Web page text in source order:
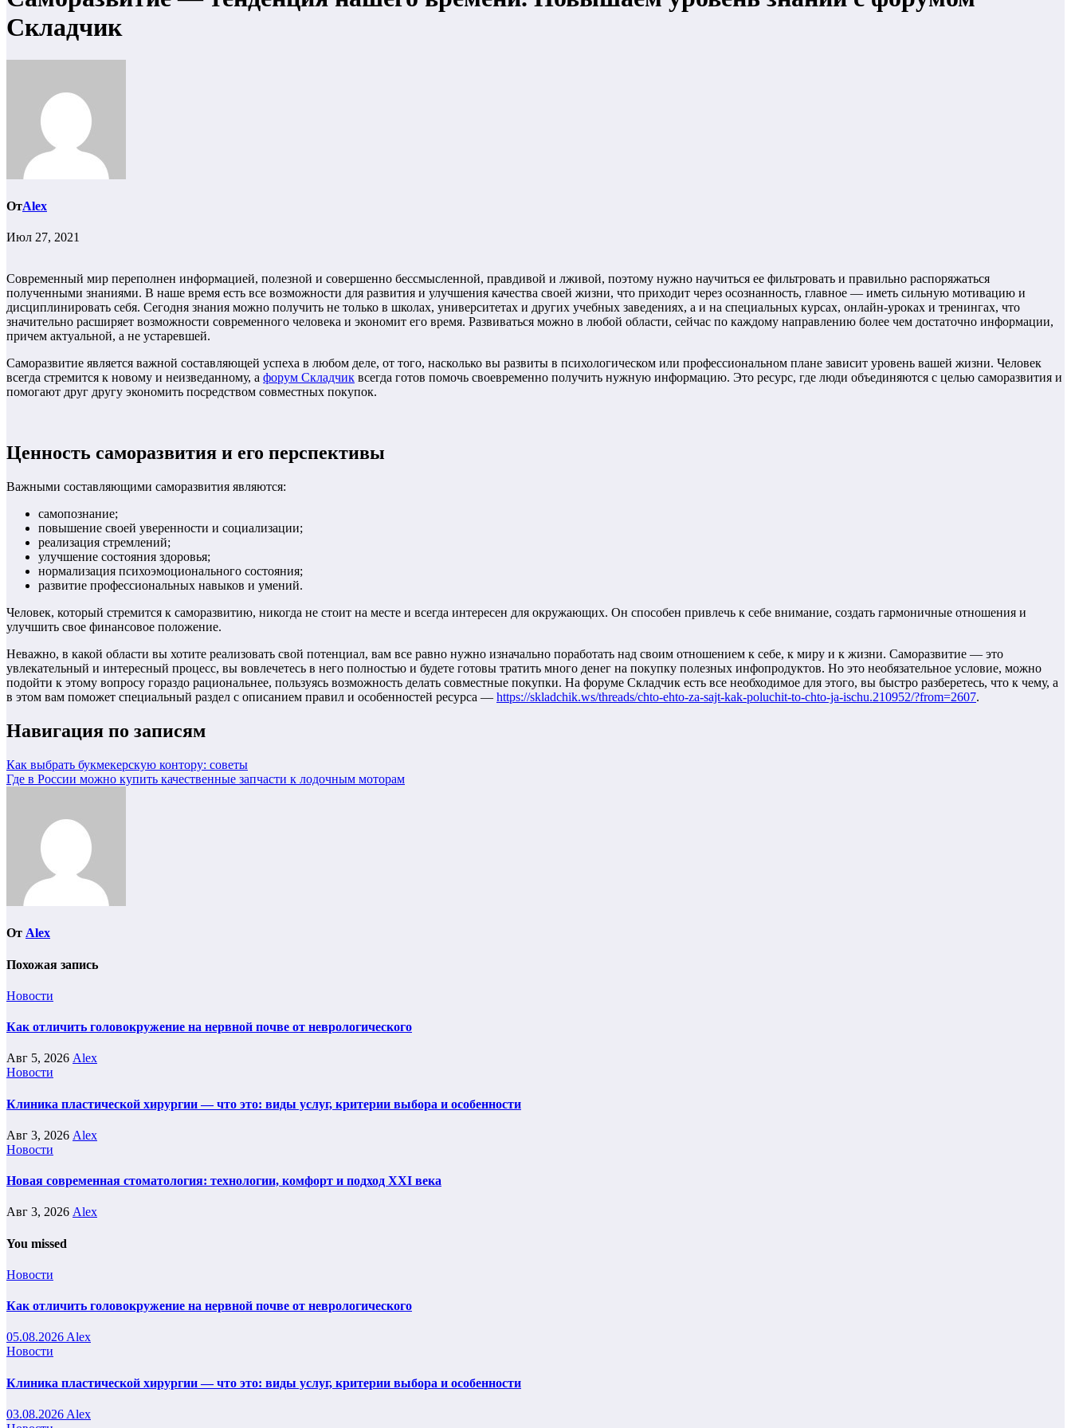
Складчик
ОтAlex
Июл 27, 2021
Современный мир переполнен информацией, полезной и совершенно бессмысленной, правдивой и лживой, поэтому нужно научиться ее фильтровать и правильно распоряжаться
полученными знаниями. В наше время есть все возможности для развития и улучшения качества своей жизни, что приходит через осознанность, главное — иметь сильную мотивацию и
дисциплинировать себя. Сегодня знания можно получить не только в школах, университетах и других учебных заведениях, а и на специальных курсах, онлайн-уроках и тренингах, что
значительно расширяет возможности современного человека и экономит его время. Развиваться можно в любой области, сейчас по каждому направлению более чем достаточно информации,
причем актуальной, а не устаревшей.
Саморазвитие является важной составляющей успеха в любом деле, от того, насколько вы развиты в психологическом или профессиональном плане зависит уровень вашей жизни. Человек
всегда стремится к новому и неизведанному, а форум Складчик всегда готов помочь своевременно получить нужную информацию. Это ресурс, где люди объединяются с целью саморазвития и
помогают друг другу экономить посредством совместных покупок.
Ценность саморазвития и его перспективы
Важными составляющими саморазвития являются:
самопознание;
повышение своей уверенности и социализации;
реализация стремлений;
улучшение состояния здоровья;
нормализация психоэмоционального состояния;
развитие профессиональных навыков и умений.
Человек, который стремится к саморазвитию, никогда не стоит на месте и всегда интересен для окружающих. Он способен привлечь к себе внимание, создать гармоничные отношения и
улучшить свое финансовое положение.
Неважно, в какой области вы хотите реализовать свой потенциал, вам все равно нужно изначально поработать над своим отношением к себе, к миру и к жизни. Саморазвитие — это
увлекательный и интересный процесс, вы вовлечетесь в него полностью и будете готовы тратить много денег на покупку полезных инфопродуктов. Но это необязательное условие, можно
подойти к этому вопросу гораздо рациональнее, пользуясь возможность делать совместные покупки. На форуме Складчик есть все необходимое для этого, вы быстро разберетесь, что к чему, а
в этом вам поможет специальный раздел с описанием правил и особенностей ресурса — https://skladchik.ws/threads/chto-ehto-za-sajt-kak-poluchit-to-chto-ja-ischu.210952/?from=2607.
Навигация по записям
Как выбрать букмекерскую контору: советы
Где в России можно купить качественные запчасти к лодочным моторам
От Alex
Похожая запись
Новости
Как отличить головокружение на нервной почве от неврологического
Авг 5, 2026 Alex
Новости
Клиника пластической хирургии — что это: виды услуг, критерии выбора и особенности
Авг 3, 2026 Alex
Новости
Новая современная стоматология: технологии, комфорт и подход XXI века
Авг 3, 2026 Alex
You missed
Новости
Как отличить головокружение на нервной почве от неврологического
05.08.2026Alex
Новости
Клиника пластической хирургии — что это: виды услуг, критерии выбора и особенности
03.08.2026 Alex